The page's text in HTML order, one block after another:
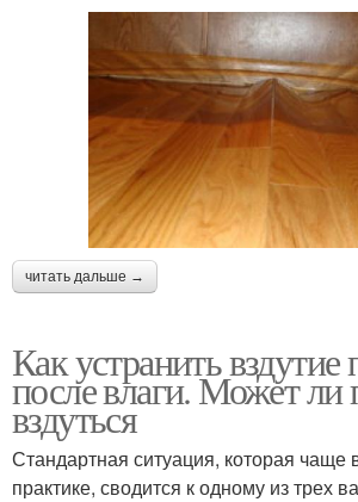
читать дальше →
Как устранить вздутие
после влаги. Может ли
вздуться
Стандартная ситуация, которая чаще
практике, сводится к одному из трех